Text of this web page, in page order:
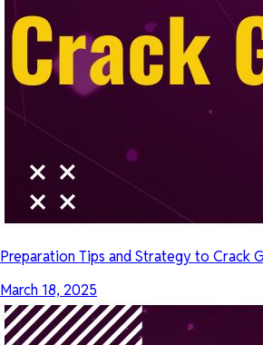
Preparation Tips and Strategy to Crack
March 18, 2025